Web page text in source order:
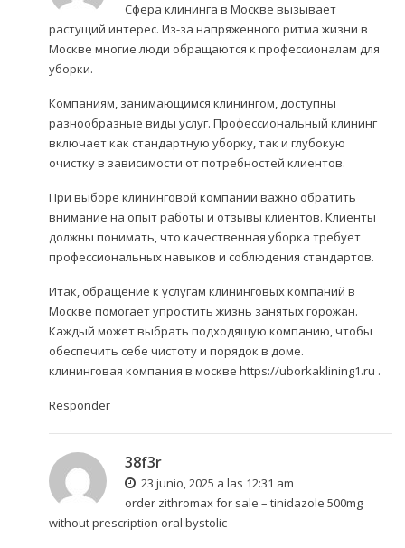
Сфера клининга в Москве вызывает
растущий интерес. Из-за напряженного ритма жизни в
Москве многие люди обращаются к профессионалам для
уборки.
Компаниям, занимающимся клинингом, доступны
разнообразные виды услуг. Профессиональный клининг
включает как стандартную уборку, так и глубокую
очистку в зависимости от потребностей клиентов.
При выборе клининговой компании важно обратить
внимание на опыт работы и отзывы клиентов. Клиенты
должны понимать, что качественная уборка требует
профессиональных навыков и соблюдения стандартов.
Итак, обращение к услугам клининговых компаний в
Москве помогает упростить жизнь занятых горожан.
Каждый может выбрать подходящую компанию, чтобы
обеспечить себе чистоту и порядок в доме.
клининговая компания в москве https://uborkaklining1.ru .
Responder
38f3r
23 junio, 2025 a las 12:31 am
order zithromax for sale – tinidazole 500mg
without prescription oral bystolic